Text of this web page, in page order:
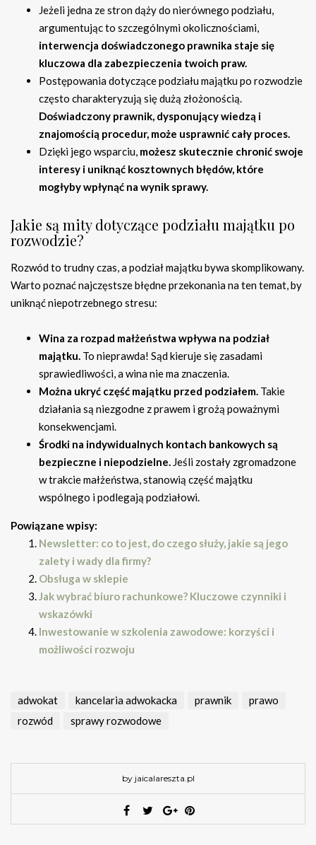
Jeżeli jedna ze stron dąży do nierównego podziału,
argumentując to szczególnymi okolicznościami,
interwencja doświadczonego prawnika staje się
kluczowa dla zabezpieczenia twoich praw.
Postępowania dotyczące podziału majątku po rozwodzie
często charakteryzują się dużą złożonością.
Doświadczony prawnik, dysponujący wiedzą i
znajomością procedur, może usprawnić cały proces.
Dzięki jego wsparciu, możesz skutecznie chronić swoje
interesy i uniknąć kosztownych błędów, które
mogłyby wpłynąć na wynik sprawy.
Jakie są mity dotyczące podziału majątku po
rozwodzie?
Rozwód to trudny czas, a podział majątku bywa skomplikowany.
Warto poznać najczęstsze błędne przekonania na ten temat, by
uniknąć niepotrzebnego stresu:
Wina za rozpad małżeństwa wpływa na podział
majątku. To nieprawda! Sąd kieruje się zasadami
sprawiedliwości, a wina nie ma znaczenia.
Można ukryć część majątku przed podziałem. Takie
działania są niezgodne z prawem i grożą poważnymi
konsekwencjami.
Środki na indywidualnych kontach bankowych są
bezpieczne i niepodzielne. Jeśli zostały zgromadzone
w trakcie małżeństwa, stanowią część majątku
wspólnego i podlegają podziałowi.
Powiązane wpisy:
Newsletter: co to jest, do czego służy, jakie są jego
zalety i wady dla firmy?
Obsługa w sklepie
Jak wybrać biuro rachunkowe? Kluczowe czynniki i
wskazówki
Inwestowanie w szkolenia zawodowe: korzyści i
możliwości rozwoju
adwokat kancelaria adwokacka prawnik
prawo
rozwód
sprawy rozwodowe
by jaicalareszta.pl